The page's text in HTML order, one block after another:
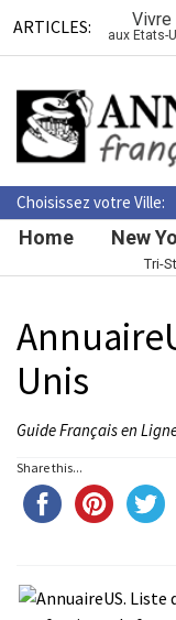
ARTICLES: Vivre
aux Etats-
Choisissez votre Ville:
Home New
Tri-
Unis
Guide Français en
Share this...